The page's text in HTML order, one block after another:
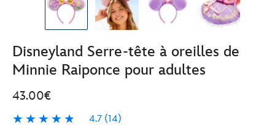
Disneyland Serre-tête à oreilles de
Minnie Raiponce pour adultes
43.00€
4.7 (14)
4.7